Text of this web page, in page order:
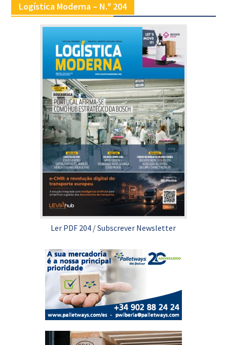
Logística Moderna – N.º 204
Ler PDF 204 /Subscrever Newsletter